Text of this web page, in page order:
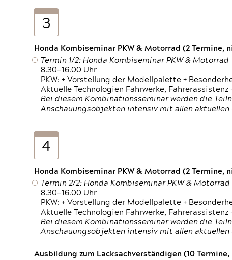
3
Honda Kombiseminar PKW & Motorrad (2 Termine,
Termin 1/2: Honda Kombiseminar PKW & Motorrad
8.30—16.00 Uhr
PKW: + Vorstellung der Modellpalette +
Aktuelle Technologien Fahrwerke,
Bei diesem Kombinationsseminar werden die
Anschauungsobjekten intensiv mit allen
4
Honda Kombiseminar PKW & Motorrad (2 Termine,
Termin 2/2: Honda Kombiseminar PKW & Motorrad
8.30—16.00 Uhr
PKW: + Vorstellung der Modellpalette +
Aktuelle Technologien Fahrwerke,
Bei diesem Kombinationsseminar werden die
Anschauungsobjekten intensiv mit allen
Ausbildung zum Lacksachverständigen (10